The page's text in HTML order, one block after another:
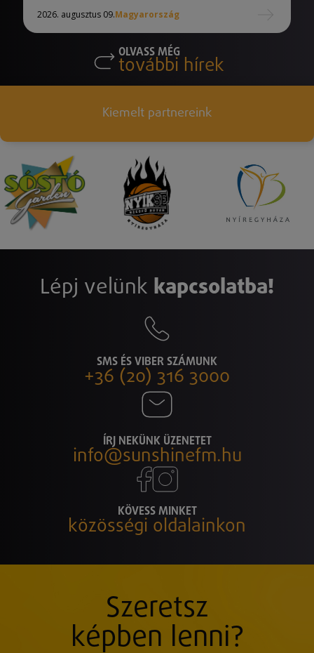
2026. augusztus 09.Magyarország
OLVASS MÉG
további hírek
Kiemelt partnereink
Lépj velünk kapcsolatba!
SMS ÉS VIBER SZÁMUNK
+36 (20) 316 3000
ÍRJ NEKÜNK ÜZENETET
info@sunshinefm.hu
KÖVESS MINKET
közösségi oldalainkon
Szeretsz
képben lenni?